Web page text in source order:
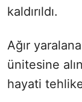
kaldırıldı.
Ağır
ünitesine
hayati